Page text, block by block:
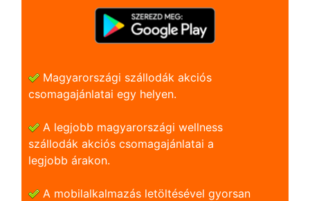
Magyarországi szállodák akciós
csomagajánlatai egy helyen.
A legjobb magyarországi wellness
szállodák akciós csomagajánlatai a
legjobb árakon.
A mobilalkalmazás letöltésével gyorsan